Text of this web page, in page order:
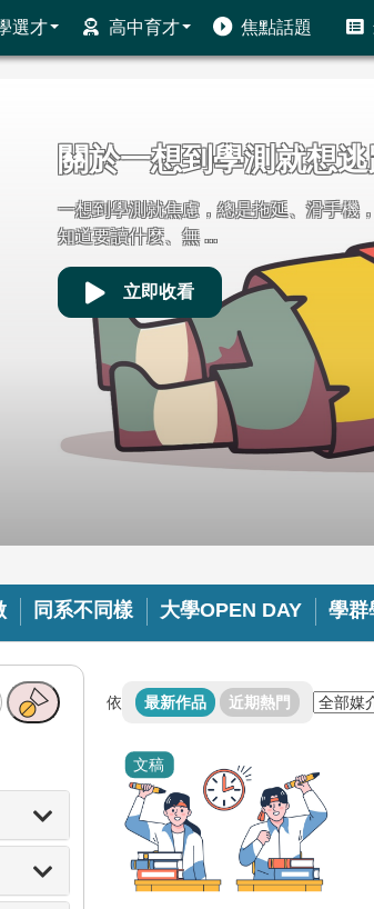
選才 高中育才 焦點話題
想逃跑的這件事
延、滑手機，擔心現在準備學測已經來不及？
同系不同樣 大學OPEN DAY 學群
依 最新作品 近期熱門
文稿